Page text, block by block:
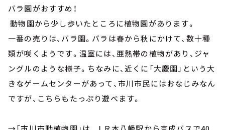
バラ園がおすすめ！
動物園から少し歩いたところに植物園があります。
一番の売りは、バラ園。バラは春から秋にかけて、数十種
類が咲くようです。温室には、亜熱帯の植物があり、ジャ
ングルのような様子。ちなみに、近くに「大慶園」という大
きなゲームセンターがあって、市川市民にはおなじみなん
ですが、こちらもたっぷり遊べます。